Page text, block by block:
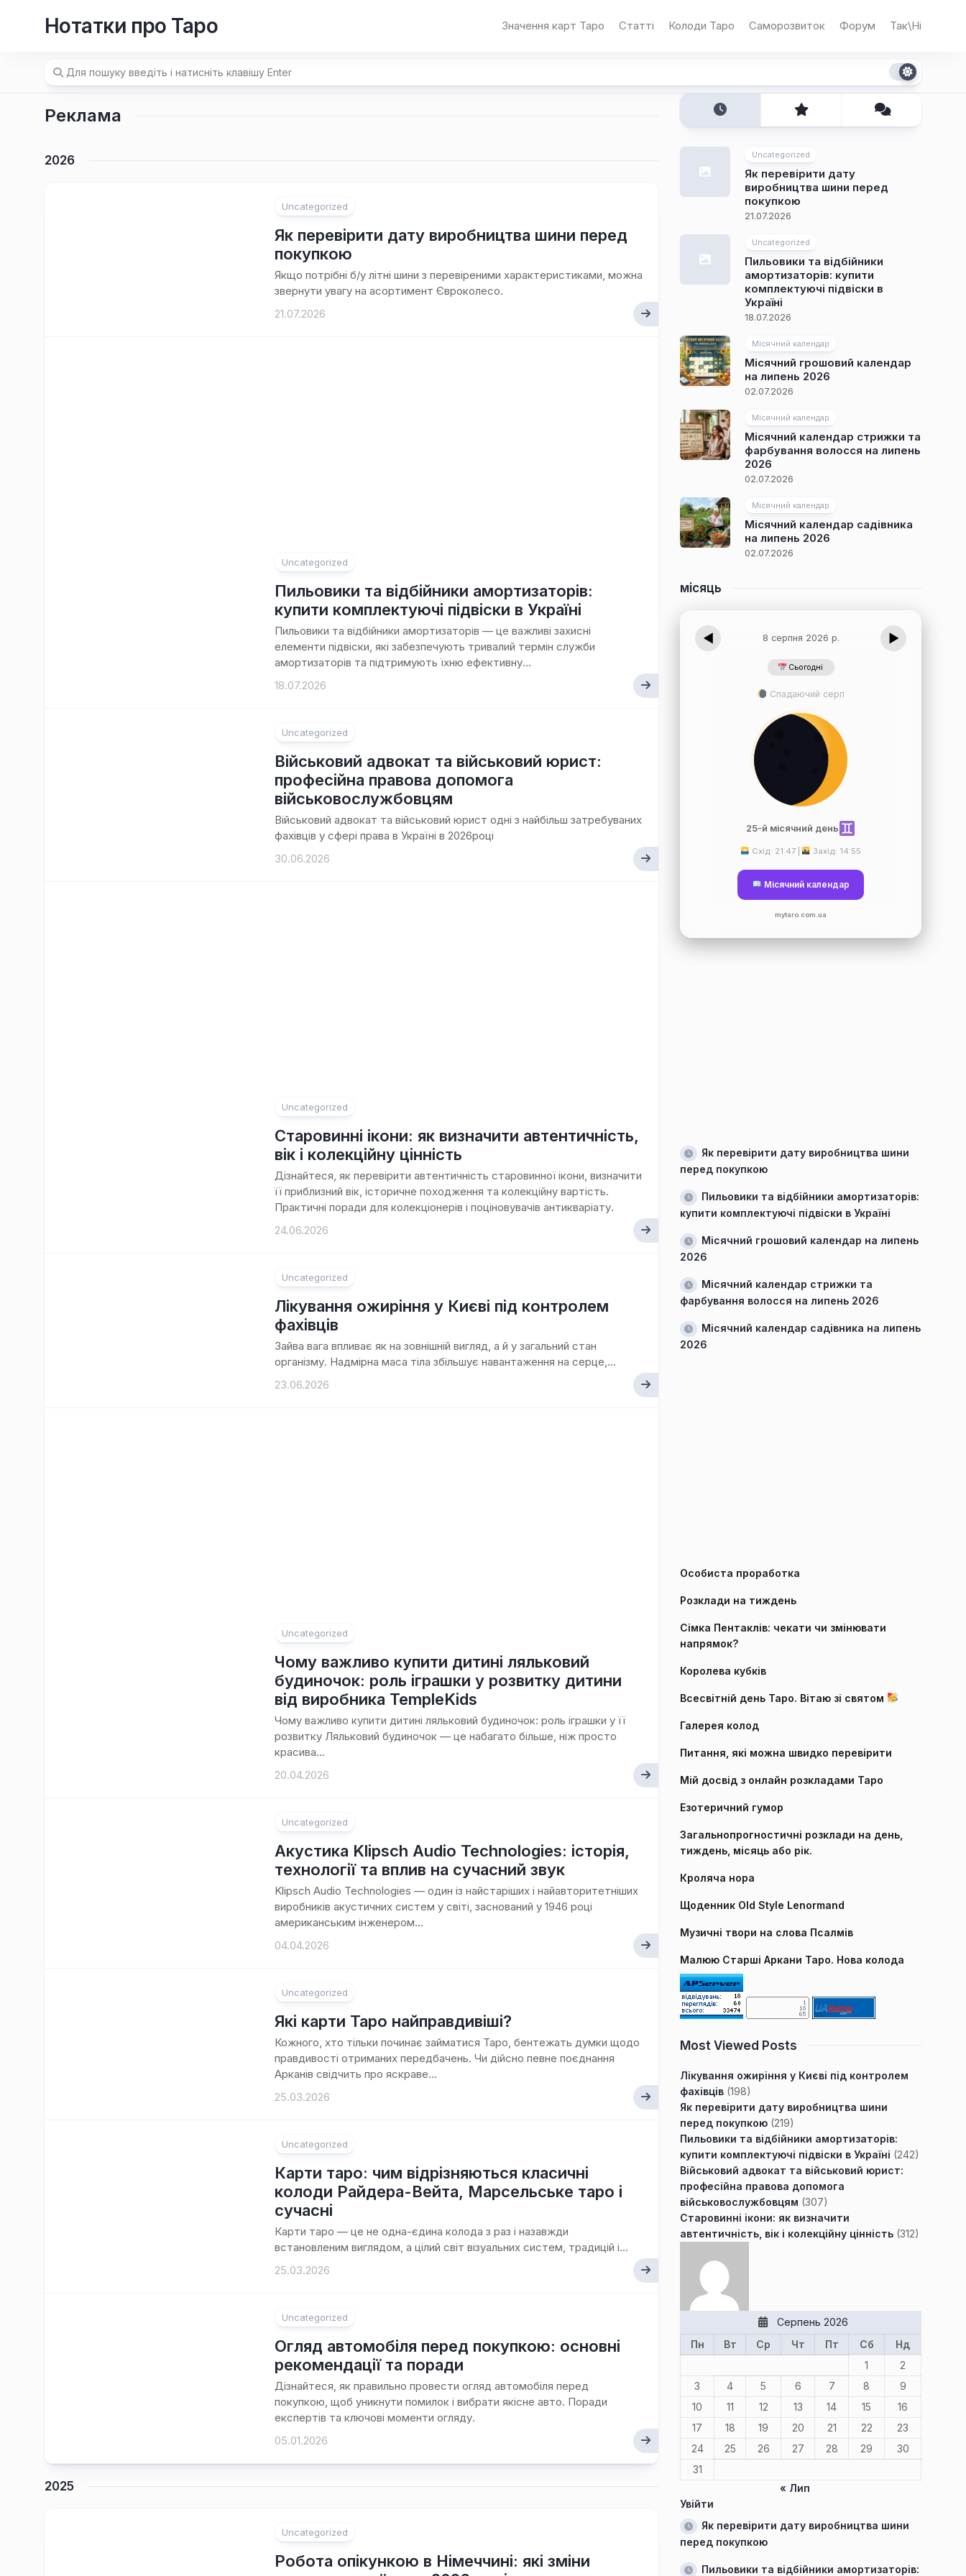
Нотатки про Таро Значення карт Таро Статті Колоди Таро Саморозвиток Форум Так\Ні
Реклама
2026
Uncategorized
Як перевірити дату виробництва шини перед
покупкою
Якщо потрібні б/у літні шини з перевіреними характеристиками, можна
звернути увагу на асортимент Євроколесо.
21.07.2026
Uncategorized
Пильовики та відбійники амортизаторів:
купити комплектуючі підвіски в Україні
Пильовики та відбійники амортизаторів — це важливі захисні
елементи підвіски, які забезпечують тривалий термін служби
амортизаторів та підтримують їхню ефективну...
18.07.2026
Uncategorized
Військовий адвокат та військовий юрист:
професійна правова допомога
військовослужбовцям
Військовий адвокат та військовий юрист одні з найбільш затребуваних
фахівців у сфері права в Україні в 2026році
30.06.2026
Uncategorized
Старовинні ікони: як визначити автентичність,
вік і колекційну цінність
Дізнайтеся, як перевірити автентичність старовинної ікони, визначити
її приблизний вік, історичне походження та колекційну вартість.
Практичні поради для колекціонерів і поціновувачів антикваріату.
24.06.2026
Uncategorized
Лікування ожиріння у Києві під контролем
фахівців
Зайва вага впливає як на зовнішній вигляд, а й у загальний стан
організму. Надмірна маса тіла збільшує навантаження на серце,...
23.06.2026
Uncategorized
Чому важливо купити дитині ляльковий
будиночок: роль іграшки у розвитку дитини
від виробника TempleKids
Чому важливо купити дитині ляльковий будиночок: роль іграшки у її
розвитку Ляльковий будиночок — це набагато більше, ніж просто
красива...
20.04.2026
Uncategorized
Акустика Klipsch Audio Technologies: історія,
технології та вплив на сучасний звук
Klipsch Audio Technologies — один із найстаріших і найавторитетніших
виробників акустичних систем у світі, заснований у 1946 році
американським інженером...
04.04.2026
Uncategorized
Які карти Таро найправдивіші?
Кожного, хто тільки починає займатися Таро, бентежать думки щодо
правдивості отриманих передбачень. Чи дійсно певне поєднання
Арканів свідчить про яскраве...
25.03.2026
Uncategorized
Карти таро: чим відрізняються класичні
колоди Райдера-Вейта, Марсельське таро і
сучасні
Карти таро — це не одна-єдина колода з раз і назавжди
встановленим виглядом, а цілий світ візуальних систем, традицій і...
25.03.2026
Uncategorized
Огляд автомобіля перед покупкою: основні
рекомендації та поради
Дізнайтеся, як правильно провести огляд автомобіля перед
покупкою, щоб уникнути помилок і вибрати якісне авто. Поради
експертів та ключові моменти огляду.
05.01.2026
2025
Uncategorized
Робота опікункою в Німеччині: які зміни
Uncategorized
Як перевірити дату
виробництва шини перед
покупкою
21.07.2026
Uncategorized
Пильовики та відбійники
амортизаторів: купити
комплектуючі підвіски в
Україні
18.07.2026
Місячний календар
Місячний грошовий календар
на липень 2026
02.07.2026
Місячний календар
Місячний календар стрижки та
фарбування волосся на липень
2026
02.07.2026
Місячний календар
Місячний календар садівника
на липень 2026
02.07.2026
місяць
◀ 8 серпня 2026 р. ▶
Сьогодні
Спадаючий серп
25-й місячний день
Схід: 21:47 | Захід: 14:55
Місячний календар
mytaro.com.ua
Як перевірити дату виробництва шини
перед покупкою
Пильовики та відбійники амортизаторів:
купити комплектуючі підвіски в Україні
Місячний грошовий календар на липень
2026
Місячний календар стрижки та
фарбування волосся на липень 2026
Місячний календар садівника на липень
2026
Особиста проработка
Розклади на тиждень
Сімка Пентаклів: чекати чи змінювати
напрямок?
Королева кубків
Всесвітній день Таро. Вітаю зі святом
Галерея колод
Питання, які можна швидко перевірити
Мій досвід з онлайн розкладами Таро
Езотеричний гумор
Загальнопрогностичні розклади на день,
тиждень, місяць або рік.
Кроляча нора
Щоденник Old Style Lenormand
Музичні твори на слова Псалмів
Малюю Старші Аркани Таро. Нова колода
Most Viewed Posts
Лікування ожиріння у Києві під контролем
фахівців (198)
Як перевірити дату виробництва шини
перед покупкою (219)
Пильовики та відбійники амортизаторів:
купити комплектуючі підвіски в Україні (242)
Військовий адвокат та військовий юрист:
професійна правова допомога
військовослужбовцям (307)
Старовинні ікони: як визначити
автентичність, вік і колекційну цінність (312)
Серпень 2026
Пн
Вт Ср Чт Пт Сб
Нд
1
2
3
4 5 6 7 8
9
10
11 12 13 14 15
16
17
18 19 20 21 22
23
24
25 26 27 28 29
30
31
« Лип
Увійти
Як перевірити дату виробництва шини
перед покупкою
Пильовики та відбійники амортизаторів: